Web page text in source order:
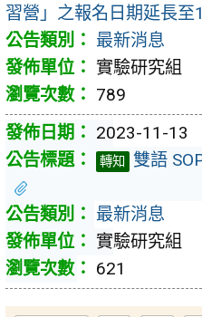
習營」之報名日期延長
最新消息
實驗研究組
789
2023-11-13
轉知 雙語
最新消息
實驗研究組
621